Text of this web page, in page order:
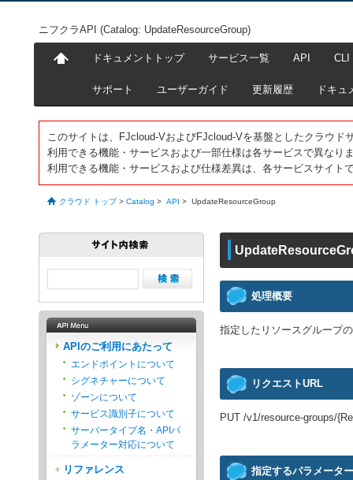
ニフクラAPI (Catalog: UpdateResourceGroup)
ドキュメントトップ サービス一覧 API CLI
サポート ユーザーガイド 更新履歴 ドキュ
このサイトは、FJcloud-VおよびFJcloud-Vを基盤としたクラウド
利用できる機能・サービスおよび一部仕様は各サービスで異なり
利用できる機能・サービスおよび仕様差異は、各サービスサイト
クラウド トップ > Catalog > API > UpdateResourceGroup
処理概要
指定したリソースグループ
リクエストURL
PUT /v1/resource-groups/
指定するパラメーター
APIのご利用にあたって
エンドポイントについて
シグネチャーについて
ゾーンについて
サービス識別子について
サーバータイプ名・APIパ
ラメーター対応について
リファレンス